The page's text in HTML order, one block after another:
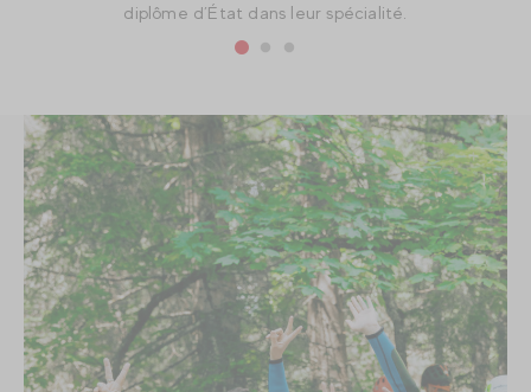
diplôme d’État dans leur spécialité.